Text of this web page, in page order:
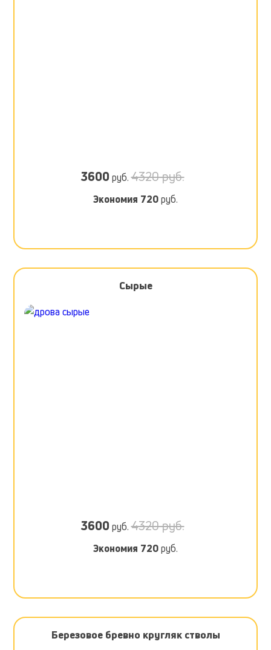
3600 руб.4320 руб.
Экономия 720руб.
Сырые
3600 руб.4320 руб.
Экономия 720руб.
Березовое бревно кругляк стволы